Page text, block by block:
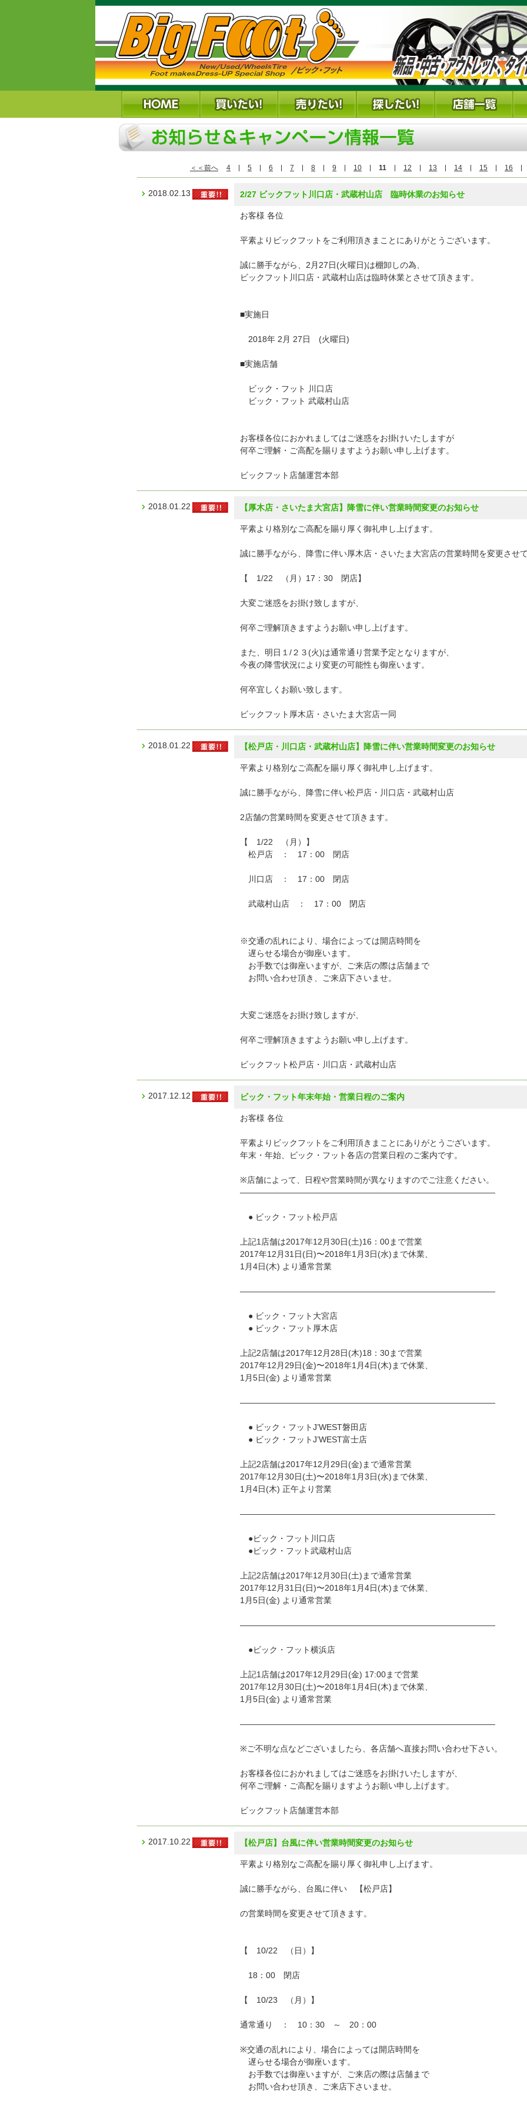
＜＜前へ 4 5 6 7 8 9 10 11 12 13 14 15 16
2018.02.13 2/27 ビックフット川口店・武蔵村山店 臨時休業のお知らせ
お客様 各位
平素よりビックフットをご利用頂きまことにありがとうございます。
誠に勝手ながら、2月27日(火曜日)は棚卸しの為、
ビックフット川口店・武蔵村山店は臨時休業とさせて頂きます。
■実施日
2018年 2月 27日 (火曜日)
■実施店舗
ビック・フット 川口店
ビック・フット 武蔵村山店
お客様各位におかれましてはご迷惑をお掛けいたしますが
何卒ご理解・ご高配を賜りますようお願い申し上げます。
ビックフット店舗運営本部
2018.01.22 【厚木店・さいたま大宮店】降雪に伴い営業時間変更のお知らせ
平素より格別なご高配を賜り厚く御礼申し上げます。
誠に勝手ながら、降雪に伴い厚木店・さいたま大宮店の営業時間を変更させて
【 1/22 （月）17：30 閉店】
大変ご迷惑をお掛け致しますが、
何卒ご理解頂きますようお願い申し上げます。
また、明日１/２３(火)は通常通り営業予定となりますが、
今夜の降雪状況により変更の可能性も御座います。
何卒宜しくお願い致します。
ビックフット厚木店・さいたま大宮店一同
2018.01.22 【松戸店・川口店・武蔵村山店】降雪に伴い営業時間変更のお知らせ
平素より格別なご高配を賜り厚く御礼申し上げます。
誠に勝手ながら、降雪に伴い松戸店・川口店・武蔵村山店
2店舗の営業時間を変更させて頂きます。
【 1/22 （月）】
松戸店 ： 17：00 閉店
川口店 ： 17：00 閉店
武蔵村山店 ： 17：00 閉店
※交通の乱れにより、場合によっては開店時間を
遅らせる場合が御座います。
お手数では御座いますが、ご来店の際は店舗まで
お問い合わせ頂き、ご来店下さいませ。
大変ご迷惑をお掛け致しますが、
何卒ご理解頂きますようお願い申し上げます。
ビックフット松戸店・川口店・武蔵村山店
2017.12.12 ビック・フット年末年始・営業日程のご案内
お客様 各位
平素よりビックフットをご利用頂きまことにありがとうございます。
年末・年始、ビック・フット各店の営業日程のご案内です。
※店舗によって、日程や営業時間が異なりますのでご注意ください。
———————————————————————————————
● ビック・フット松戸店
上記1店舗は2017年12月30日(土)16：00まで営業
2017年12月31日(日)〜2018年1月3日(水)まで休業、
1月4日(木) より通常営業
———————————————————————————————
● ビック・フット大宮店
● ビック・フット厚木店
上記2店舗は2017年12月28日(木)18：30まで営業
2017年12月29日(金)〜2018年1月4日(木)まで休業、
1月5日(金) より通常営業
———————————————————————————————
● ビック・フットJ’WEST磐田店
● ビック・フットJ’WEST富士店
上記2店舗は2017年12月29日(金)まで通常営業
2017年12月30日(土)〜2018年1月3日(水)まで休業、
1月4日(木) 正午より営業
———————————————————————————————
●ビック・フット川口店
●ビック・フット武蔵村山店
上記2店舗は2017年12月30日(土)まで通常営業
2017年12月31日(日)〜2018年1月4日(木)まで休業、
1月5日(金) より通常営業
———————————————————————————————
●ビック・フット横浜店
上記1店舗は2017年12月29日(金) 17:00まで営業
2017年12月30日(土)〜2018年1月4日(木)まで休業、
1月5日(金) より通常営業
———————————————————————————————
※ご不明な点などございましたら、各店舗へ直接お問い合わせ下さい。
お客様各位におかれましてはご迷惑をお掛けいたしますが、
何卒ご理解・ご高配を賜りますようお願い申し上げます。
ビックフット店舗運営本部
2017.10.22 【松戸店】台風に伴い営業時間変更のお知らせ
平素より格別なご高配を賜り厚く御礼申し上げます。
誠に勝手ながら、台風に伴い 【松戸店】
の営業時間を変更させて頂きます。
【 10/22 （日）】
18：00 閉店
【 10/23 （月）】
通常通り ： 10：30 ～ 20：00
※交通の乱れにより、場合によっては開店時間を
遅らせる場合が御座います。
お手数では御座いますが、ご来店の際は店舗まで
お問い合わせ頂き、ご来店下さいませ。